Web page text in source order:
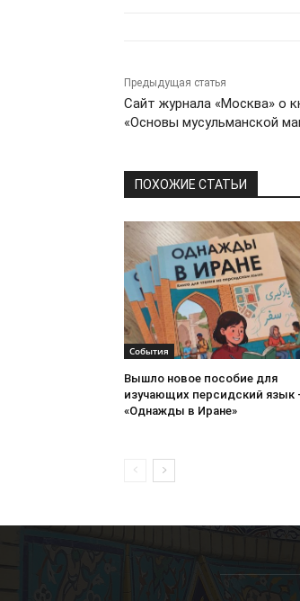
Предыдущая статья
Сайт журнала «Москва» о
«Основы мусульманской
ПОХОЖИЕ СТАТЬИ
События
Вышло новое пособие для
изучающих персидский язык
«Однажды в Иране»